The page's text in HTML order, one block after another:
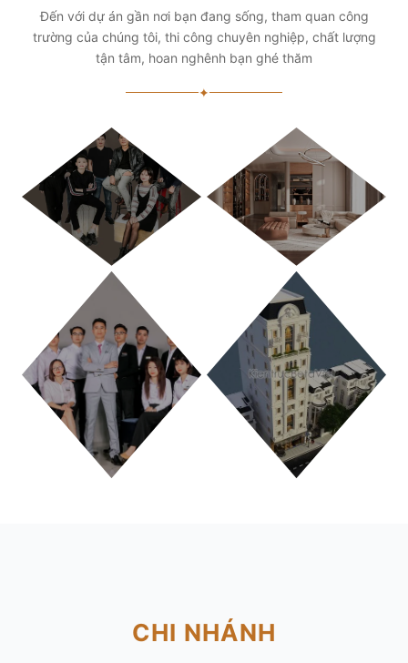
Đến với dự án gần nơi bạn đang sống, tham quan công
trường của chúng tôi, thi công chuyên nghiệp, chất lượng
tận tâm, hoan nghênh bạn ghé thăm
✦
TP. HỒ CHÍ MINH
CHI NHÁNH